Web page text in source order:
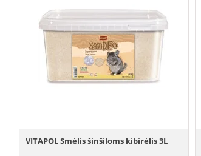
VITAPOL Smėlis šinšiloms kibirėlis 3L